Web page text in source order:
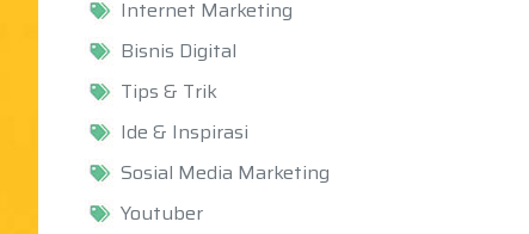
Internet Marketing
Bisnis Digital
Tips & Trik
Ide & Inspirasi
Sosial Media Marketing
Youtuber